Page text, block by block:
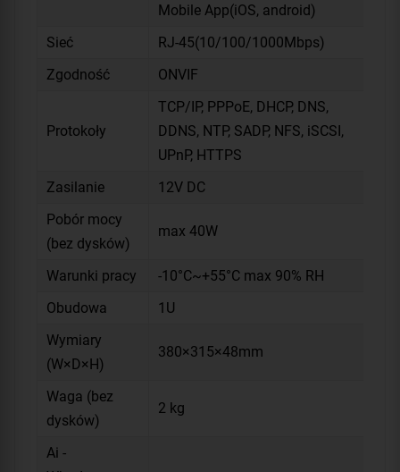
Mobile App(iOS, android)
Sieć
RJ-45(10/100/1000Mbps)
Zgodność
ONVIF
Protokoły
TCP/IP, PPPoE, DHCP, DNS,
DDNS, NTP, SADP, NFS, iSCSI,
UPnP, HTTPS
Zasilanie
12V DC
Pobór mocy
(bez dysków)
max 40W
Warunki pracy
-10°C~+55°C max 90% RH
Obudowa
1U
Wymiary
(W×D×H)
380×315×48mm
Waga (bez
dysków)
2 kg
Ai -